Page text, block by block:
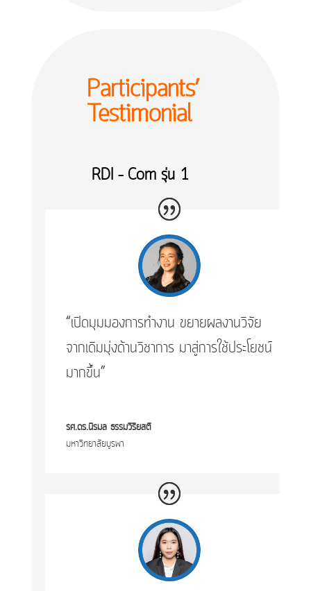
Participants’
Testimonial
​RDI – Com รุ่น 1
“เปิดมุมมองการทำงาน ขยายผลงานวิจัย
จากเดิมมุ่งด้านวิชาการ มาสู่การใช้ประโยชน์
มากขึ้น”
รศ.ดร.นิรมล ธรรมวิริยสติ
มหาวิทยาลัยบูรพา